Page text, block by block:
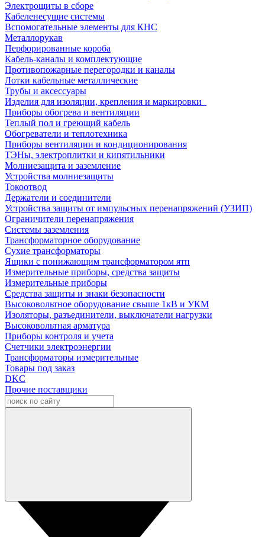
Электрощиты в сборе
Кабеленесущие системы
Вспомогательные элементы для КНС
Металлорукав
Перфорированные короба
Кабель-каналы и комплектующие
Противопожарные перегородки и каналы
Лотки кабельные металлические
Трубы и аксессуары
Изделия для изоляции, крепления и маркировки
Приборы обогрева и вентиляции
Теплый пол и греющий кабель
Обогреватели и теплотехника
Приборы вентиляции и кондиционирования
ТЭНы, электроплитки и кипятильники
Молниезащита и заземление
Устройства молниезащиты
Токоотвод
Держатели и соединители
Устройства защиты от импульсных перенапряжений (УЗИП)
Ограничители перенапряжения
Системы заземления
Трансформаторное оборудование
Сухие трансформаторы
Ящики с понижающим трансформатором ятп
Измерительные приборы, средства защиты
Измерительные приборы
Средства защиты и знаки безопасности
Высоковольтное оборудование свыше 1кВ и УКМ
Изоляторы, разъединители, выключатели нагрузки
Высоковольтная арматура
Приборы контроля и учета
Счетчики электроэнергии
Трансформаторы измерительные
Товары под заказ
DKC
Прочие поставщики